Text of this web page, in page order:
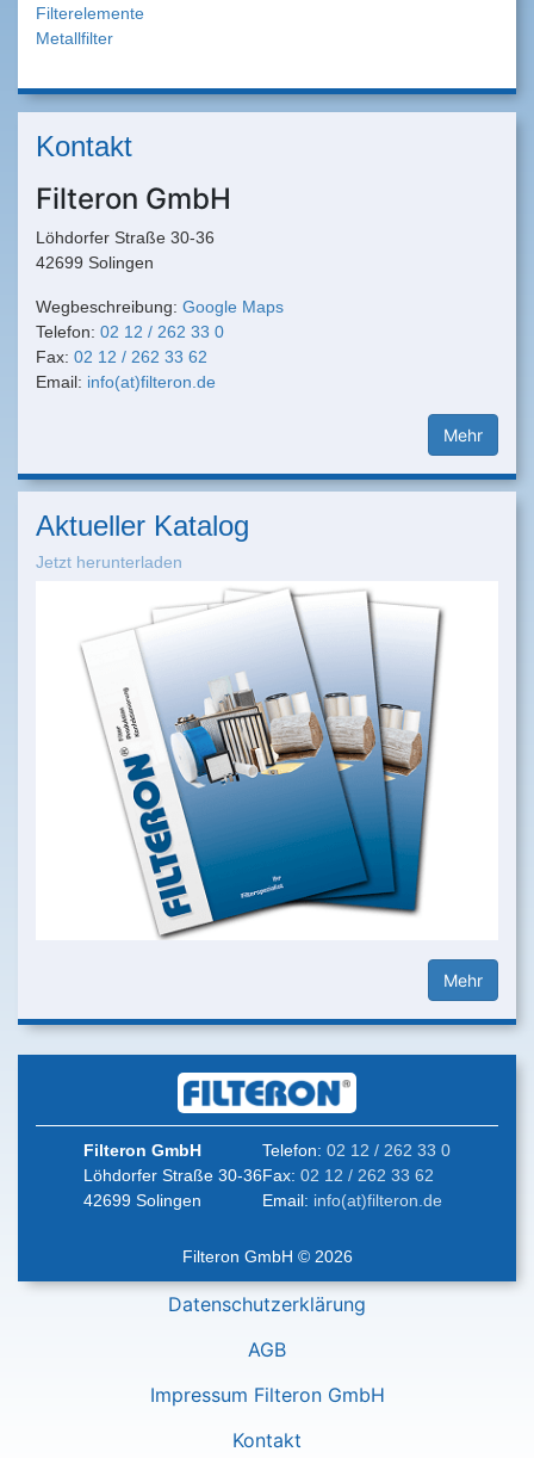
Filterelemente
Metallfilter
Kontakt
Filteron GmbH
Löhdorfer Straße 30-36
42699 Solingen
Wegbeschreibung: Google Maps
Telefon: 02 12 / 262 33 0
Fax: 02 12 / 262 33 62
Email: info(at)filteron.de
Mehr
Aktueller Katalog
Jetzt herunterladen
Mehr
Filteron GmbH
Löhdorfer Straße 30-36
42699 Solingen
Telefon: 02 12 / 262 33 0
Fax: 02 12 / 262 33 62
Email: info(at)filteron.de
Filteron GmbH © 2026
Datenschutzerklärung
AGB
Impressum Filteron GmbH
Kontakt